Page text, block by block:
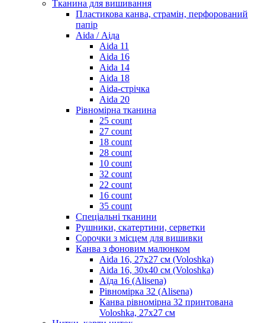
Тканина для вишивання
Пластикова канва, страмін, перфорований
папір
Aida / Аіда
Aida 11
Aida 16
Aida 14
Aida 18
Aida-стрічка
Aida 20
Рівномірна тканина
25 count
27 count
18 count
28 count
10 count
32 count
22 count
16 count
35 count
Спеціальні тканини
Рушники, скатертини, серветки
Сорочки з місцем для вишивки
Канва з фоновим малюнком
Aida 16, 27х27 см (Voloshka)
Aida 16, 30х40 см (Voloshka)
Аїда 16 (Alisena)
Рівномірка 32 (Alisena)
Канва рівномірна 32 принтована
Voloshka, 27х27 см